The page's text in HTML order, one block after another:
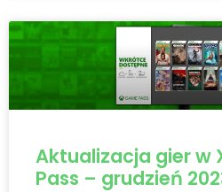
Aktualizacja gier w
Pass – grudzień